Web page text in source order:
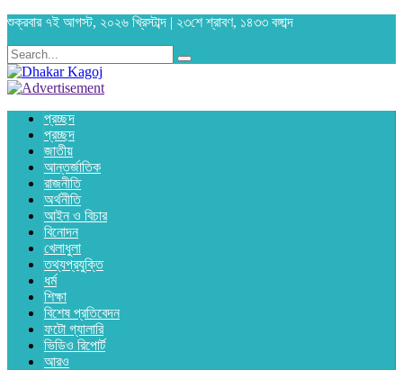
শুক্রবার ৭ই আগস্ট, ২০২৬ খ্রিস্টাব্দ | ২৩শে শ্রাবণ, ১৪৩৩ বঙ্গাব্দ
প্রচ্ছদ
প্রচ্ছদ
জাতীয়
আন্তর্জাতিক
রাজনীতি
অর্থনীতি
আইন ও বিচার
বিনোদন
খেলাধুলা
তথ্যপ্রযুক্তি
ধর্ম
শিক্ষা
বিশেষ প্রতিবেদন
ফটো গ্যালারি
ভিডিও রিপোর্ট
আরও